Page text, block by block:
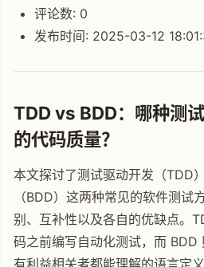
评论数: 0
发布时间: 2025-03-12
TDD vs BDD：哪种测
的代码质量？
本文探讨了测试驱动开发（TDD
（BDD）这两种常见的软件测试
别、互补性以及各自的优缺点。
码之前编写自动化测试，而 BDD
有利益相关者都能理解的语言定义